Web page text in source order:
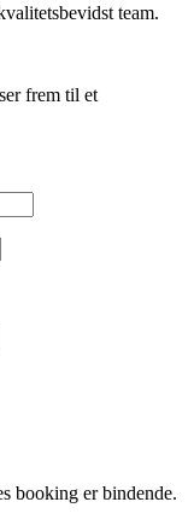
team.
frem til et
booking er bindende.